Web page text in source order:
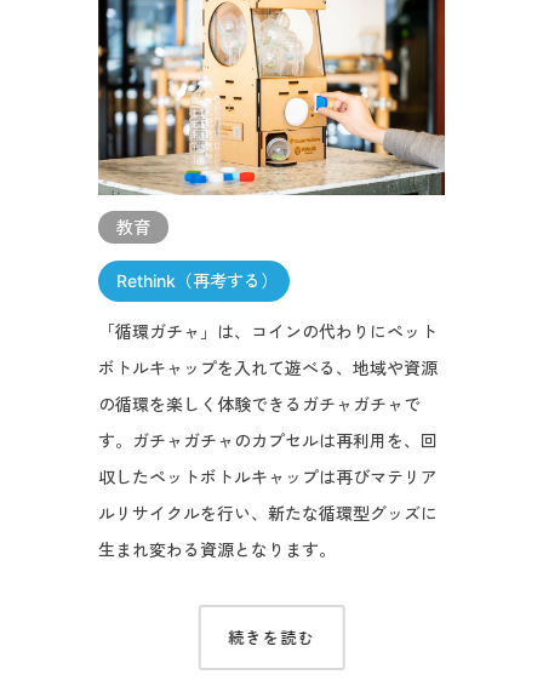
教育
Rethink（再考する）
「循環ガチャ」は、コインの代わりにペット
ボトルキャップを入れて遊べる、地域や資源
の循環を楽しく体験できるガチャガチャで
す。ガチャガチャのカプセルは再利用を、回
収したペットボトルキャップは再びマテリア
ルリサイクルを行い、新たな循環型グッズに
生まれ変わる資源となります。
続きを読む